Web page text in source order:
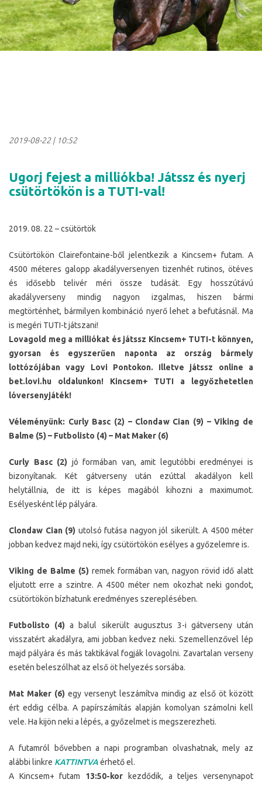
2019-08-22| 10:52
Ugorj fejest a milliókba! Játssz és nyerj
csütörtökön is a TUTI-val!
2019. 08. 22 – csütörtök
Csütörtökön Clairefontaine-ből jelentkezik a Kincsem+ futam. A
4500 méteres galopp akadályversenyen tizenhét rutinos, ötéves
és idősebb telivér méri össze tudását. Egy hosszútávú
akadályverseny mindig nagyon izgalmas, hiszen bármi
megtörténhet, bármilyen kombináció nyerő lehet a befutásnál. Ma
is megéri TUTI-t játszani!
Lovagold meg a milliókat és játssz Kincsem+ TUTI-t könnyen,
gyorsan és egyszerűen naponta az ország bármely
lottózójában vagy Lovi Pontokon. Illetve játssz online a
bet.lovi.hu oldalunkon! Kincsem+ TUTI a legyőzhetetlen
lóversenyjáték!
Véleményünk: Curly Basc (2) – Clondaw Cian (9) – Viking de
Balme (5) – Futbolisto (4) – Mat Maker (6)
Curly Basc (2) jó formában van, amit legutóbbi eredményei is
bizonyítanak. Két gátverseny után ezúttal akadályon kell
helytállnia, de itt is képes magából kihozni a maximumot.
Esélyesként lép pályára.
Clondaw Cian (9) utolsó futása nagyon jól sikerült. A 4500 méter
jobban kedvez majd neki, így csütörtökön esélyes a győzelemre is.
Viking de Balme (5) remek formában van, nagyon rövid idő alatt
eljutott erre a szintre. A 4500 méter nem okozhat neki gondot,
csütörtökön bízhatunk eredményes szereplésében.
Futbolisto (4) a balul sikerült augusztus 3-i gátverseny után
visszatért akadályra, ami jobban kedvez neki. Szemellenzővel lép
majd pályára és más taktikával fogják lovagolni. Zavartalan verseny
esetén beleszólhat az első öt helyezés sorsába.
Mat Maker (6) egy versenyt leszámítva mindig az első öt között
ért eddig célba. A papírszámítás alapján komolyan számolni kell
vele. Ha kijön neki a lépés, a győzelmet is megszerezheti.
A futamról bővebben a napi programban olvashatnak, mely az
alábbi linkre KATTINTVAérhető el.
A Kincsem+ futam 13:50-kor
kezdődik, a teljes versenynapot